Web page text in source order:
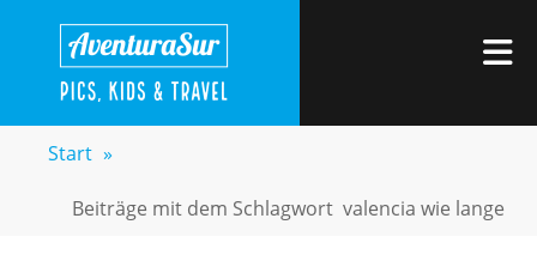
springen
AVENTURASUR
Start »
Beiträge mit dem Schlagwort valencia wie lange